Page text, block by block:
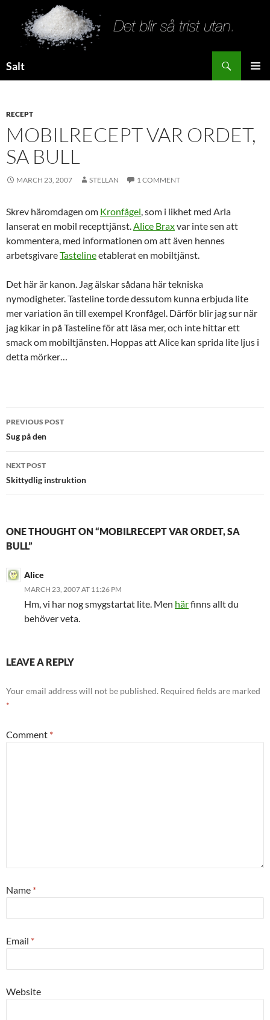
Salt
RECEPT
MOBILRECEPT VAR ORDET,
SA BULL
MARCH 23, 2007 STELLAN 1 COMMENT
Skrev häromdagen om Kronfågel, som i likhet med Arla
lanserat en mobil recepttjänst.Alice Braxvar inte sen att
kommentera, med informationen om att även hennes
arbetsgivareTastelineetablerat en mobiltjänst.
Det här är kanon. Jag älskar sådana här tekniska
nymodigheter. Tasteline torde dessutom kunna erbjuda lite
mer variation än till exempel Kronfågel. Därför blir jag sur när
jag kikar in på Tasteline för att läsa mer, och inte hittar ett
smack om mobiltjänsten. Hoppas att Alice kan sprida lite ljus i
detta mörker…
Post
navigation
PREVIOUS POST
Sug på den
NEXT POST
Skittydlig instruktion
ONE THOUGHT ON “MOBILRECEPT VAR ORDET, SA
BULL”
Alice
MARCH 23, 2007 AT 11:26 PM
Hm, vi har nog smygstartat lite. Men härfinns allt du
behöver veta.
LEAVE A REPLY
Your email address will not be published. Required fields are marked
*
Comment *
Name *
Email *
Website